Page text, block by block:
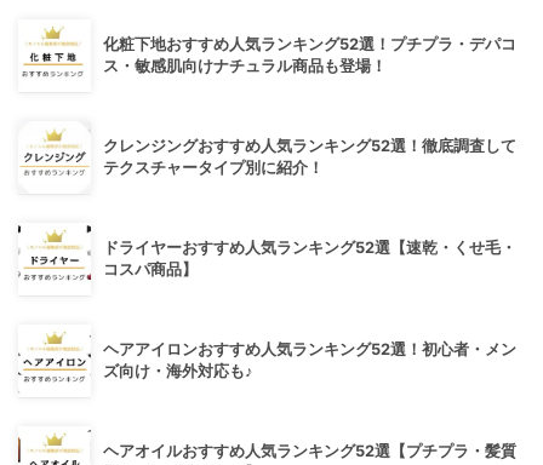
化粧下地おすすめ人気ランキング52選！プチプラ・デパコ
ス・敏感肌向けナチュラル商品も登場！
クレンジングおすすめ人気ランキング52選！徹底調査して
テクスチャータイプ別に紹介！
ドライヤーおすすめ人気ランキング52選【速乾・くせ毛・
コスパ商品】
ヘアアイロンおすすめ人気ランキング52選！初心者・メン
ズ向け・海外対応も♪
ヘアオイルおすすめ人気ランキング52選【プチプラ・髪質